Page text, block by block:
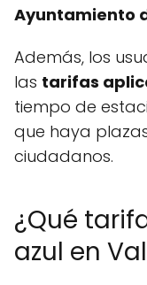
Ayuntamiento
Además, los
las tarifas
tiempo de
que haya
ciudadanos.
¿Qué
azul en